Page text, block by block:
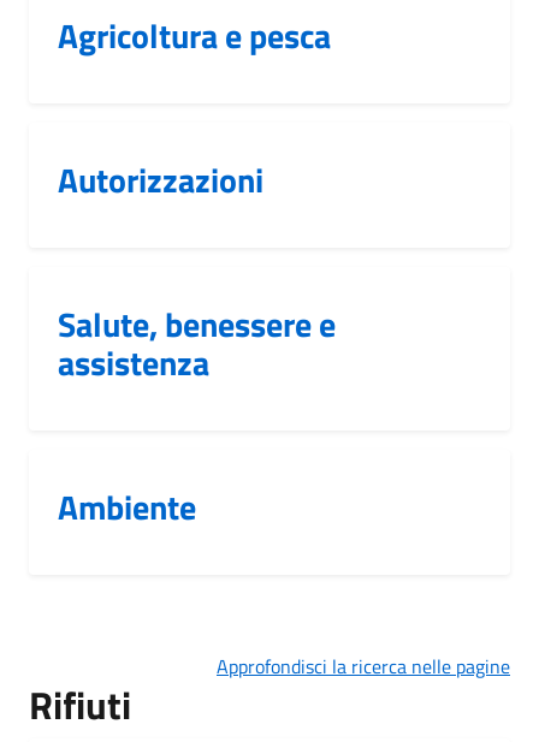
Agricoltura e pesca
Autorizzazioni
Salute, benessere e
assistenza
Ambiente
Approfondisci la ricerca nelle pagine
Rifiuti